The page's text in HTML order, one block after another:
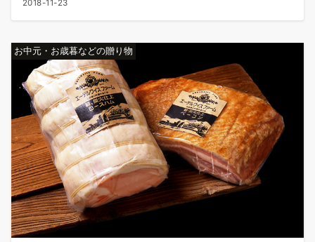
2018-11-23
お中元・お歳暮などの贈り物